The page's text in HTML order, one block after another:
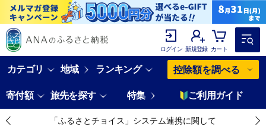
ログイン 新規登録 カート
カテゴリ 地域 ランキング 控除額を調べる
寄付額 旅先を探す 特集 ご利用ガイド
「ふるさとチョイス」システム連携に関して